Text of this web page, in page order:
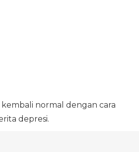
normal dengan cara
depresi.